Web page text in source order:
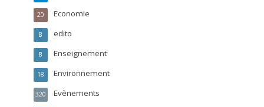
Economie
20
edito
8
Enseignement
8
Environnement
18
Evènements
320